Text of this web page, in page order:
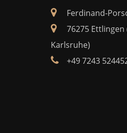
Ferdinand-
76275 Ettlingen
Karlsruhe)
+49 7243